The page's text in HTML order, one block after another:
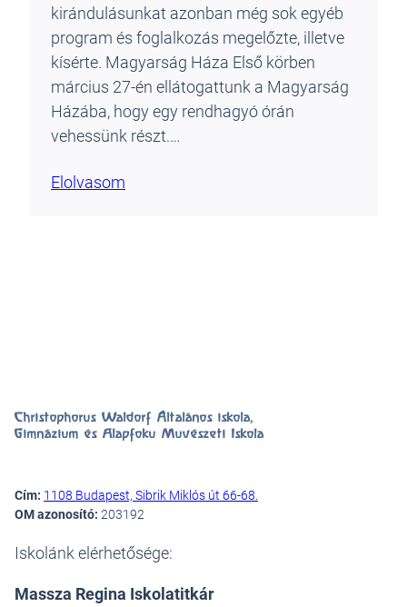
kirándulásunkat azonban még sok egyéb
program és foglalkozás megelőzte, illetve
kísérte. Magyarság Háza Első körben
március 27-én ellátogattunk a Magyarság
Házába, hogy egy rendhagyó órán
vehessünk részt.…
Elolvasom
Christophorus Waldorf Általános iskola,
Gimnázium és Alapfokú Művészeti Iskola
Cím: 1108 Budapest, Sibrik Miklós út 66-68.
OM azonosító: 203192
Iskolánk elérhetősége:
Massza Regina Iskolatitkár